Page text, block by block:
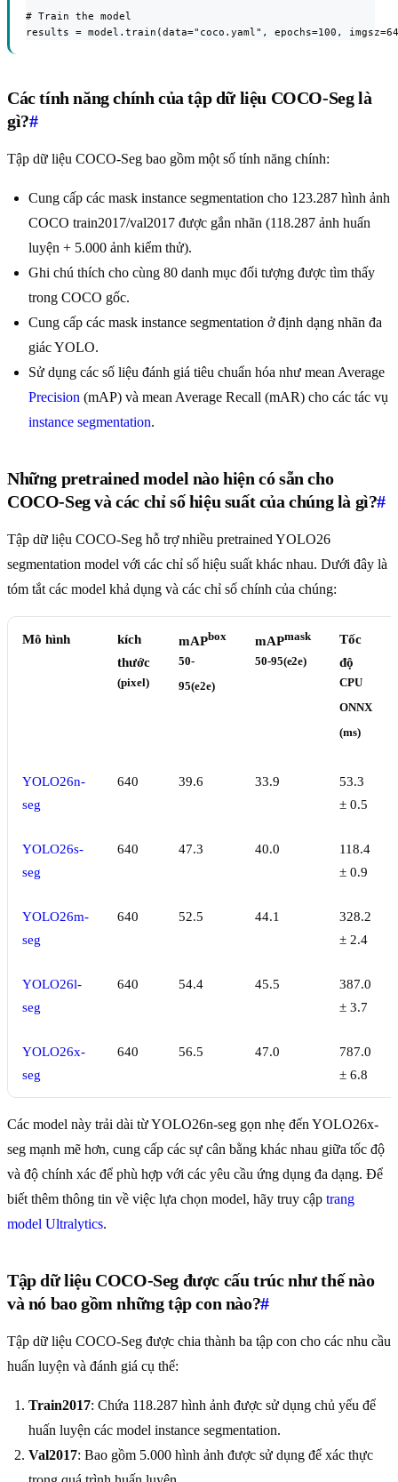
# Train the model
results = model.train(data="coco.yaml", epochs=100,
Các tính năng chính của tập dữ liệu COCO-Seg là
gì?#
Tập dữ liệu COCO-Seg bao gồm một số tính năng chính:
Cung cấp các mask instance segmentation cho 123.287 hình ảnh
COCO train2017/val2017 được gắn nhãn (118.287 ảnh huấn
luyện + 5.000 ảnh kiểm thử).
Ghi chú thích cho cùng 80 danh mục đối tượng được tìm thấy
trong COCO gốc.
Cung cấp các mask instance segmentation ở định dạng nhãn đa
giác YOLO.
Sử dụng các số liệu đánh giá tiêu chuẩn hóa như mean Average
Precision (mAP) và mean Average Recall (mAR) cho các tác vụ
instance segmentation.
Những pretrained model nào hiện có sẵn cho
COCO-Seg và các chỉ số hiệu suất của chúng là gì?#
Tập dữ liệu COCO-Seg hỗ trợ nhiều pretrained YOLO26
segmentation model với các chỉ số hiệu suất khác nhau. Dưới đây là
tóm tắt các model khả dụng và các chỉ số chính của chúng:
Mô hình
kích
thước
(pixel)
mAPbox
50-
95(e2e)
mAPmask
50-95(e2e)
Tốc
độ
CPU
ONNX
(ms)
YOLO26n-
seg
640 39.6 33.9
53.3
± 0.5
YOLO26s-
seg
640 47.3 40.0
118.4
± 0.9
YOLO26m-
seg
640 52.5 44.1
328.2
± 2.4
YOLO26l-
seg
640 54.4 45.5
387.0
± 3.7
YOLO26x-
seg
640 56.5 47.0
787.0
± 6.8
Các model này trải dài từ YOLO26n-seg gọn nhẹ đến YOLO26x-
seg mạnh mẽ hơn, cung cấp các sự cân bằng khác nhau giữa tốc độ
và độ chính xác để phù hợp với các yêu cầu ứng dụng đa dạng. Để
biết thêm thông tin về việc lựa chọn model, hãy truy cập trang
model Ultralytics.
Tập dữ liệu COCO-Seg được cấu trúc như thế nào
và nó bao gồm những tập con nào?#
Tập dữ liệu COCO-Seg được chia thành ba tập con cho các nhu cầu
huấn luyện và đánh giá cụ thể:
Train2017: Chứa 118.287 hình ảnh được sử dụng chủ yếu để
huấn luyện các model instance segmentation.
Val2017: Bao gồm 5.000 hình ảnh được sử dụng để xác thực